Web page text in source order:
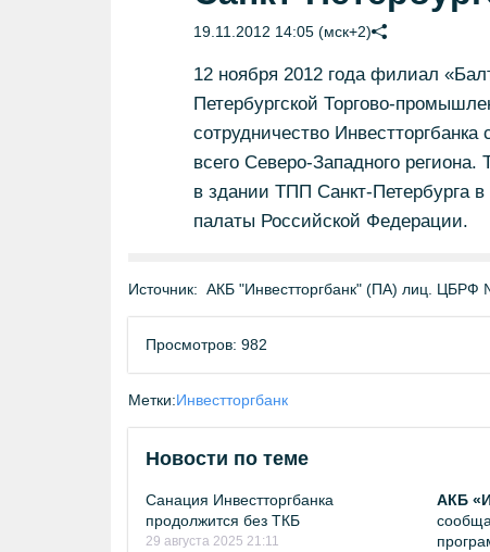
19.11.2012 14:05 (мск+2)
12 ноября 2012 года филиал
Петербургской Торгово-
сотрудничество
всего Северо-Западного региона.
в здании ТПП Санкт-Петербурга
палаты Российской Федерации.
Источник: АКБ "Инвестторгбанк" (ПА) лиц. ЦБРФ
Просмотров: 982
Метки:Инвестторгбанк
Новости по теме
Санация Инвестторгбанка
продолжится без ТКБ
29 августа 2025 21:11
АКБ